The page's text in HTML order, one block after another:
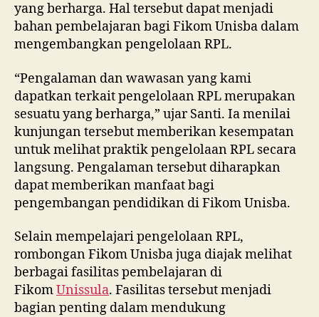
yang berharga. Hal tersebut dapat menjadi
bahan pembelajaran bagi Fikom Unisba dalam
mengembangkan pengelolaan RPL.
“Pengalaman dan wawasan yang kami
dapatkan terkait pengelolaan RPL merupakan
sesuatu yang berharga,” ujar Santi. Ia menilai
kunjungan tersebut memberikan kesempatan
untuk melihat praktik pengelolaan RPL secara
langsung. Pengalaman tersebut diharapkan
dapat memberikan manfaat bagi
pengembangan pendidikan di Fikom Unisba.
Selain mempelajari pengelolaan RPL,
rombongan Fikom Unisba juga diajak melihat
berbagai fasilitas pembelajaran di
FikomUnissula. Fasilitas tersebut menjadi
bagian penting dalam mendukung